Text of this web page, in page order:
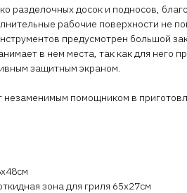
разделочных досок и подносов,
рабочие поверхности не
предусмотрен большой
в нем места, так как для него
защитным экраном.
незаменимым помощником в
зона для гриля 65x27см